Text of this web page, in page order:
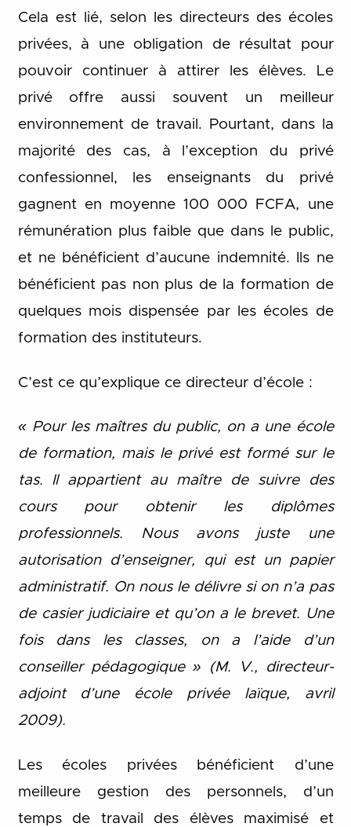
Cela est lié, selon les directeurs des écoles
privées, à une obligation de résultat pour
pouvoir continuer à attirer les élèves. Le
privé offre aussi souvent un meilleur
environnement de travail. Pourtant, dans la
majorité des cas, à l’exception du privé
confessionnel, les enseignants du privé
gagnent en moyenne 100 000 FCFA, une
rémunération plus faible que dans le public,
et ne bénéficient d’aucune indemnité. Ils ne
bénéficient pas non plus de la formation de
quelques mois dispensée par les écoles de
formation des instituteurs.
C’est ce qu’explique ce directeur d’école :
« Pour les maîtres du public, on a une école
de formation, mais le privé est formé sur le
tas. Il appartient au maître de suivre des
cours pour obtenir les diplômes
professionnels. Nous avons juste une
autorisation d’enseigner, qui est un papier
administratif. On nous le délivre si on n’a pas
de casier judiciaire et qu’on a le brevet. Une
fois dans les classes, on a l’aide d’un
conseiller pédagogique » (M. V., directeur-
adjoint d’une école privée laïque, avril
2009).
Les écoles privées bénéficient d’une
meilleure gestion des personnels, d’un
temps de travail des élèves maximisé et